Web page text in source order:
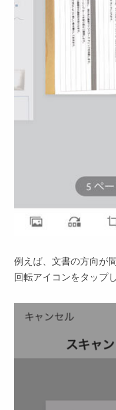
例えば、文書の方向が
回転アイコンをタップ